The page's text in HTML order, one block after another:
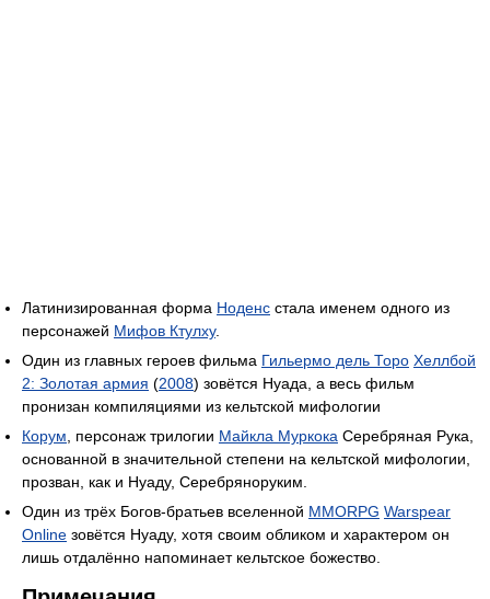
Латинизированная форма Ноденс стала именем одного из
персонажей Мифов Ктулху.
Один из главных героев фильма Гильермо дель Торо Хеллбой
2: Золотая армия (2008) зовётся Нуада, а весь фильм
пронизан компиляциями из кельтской мифологии
Корум, персонаж трилогии Майкла Муркока Серебряная Рука,
основанной в значительной степени на кельтской мифологии,
прозван, как и Нуаду, Серебряноруким.
Один из трёх Богов-братьев вселенной MMORPG Warspear
Online зовётся Нуаду, хотя своим обликом и характером он
лишь отдалённо напоминает кельтское божество.